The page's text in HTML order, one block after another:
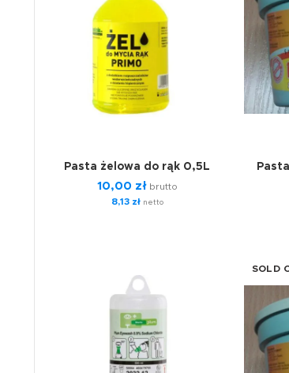
Pasta żelowa do rąk 0,5L
10,00 złbrutto
8,13 złnetto
SOLD